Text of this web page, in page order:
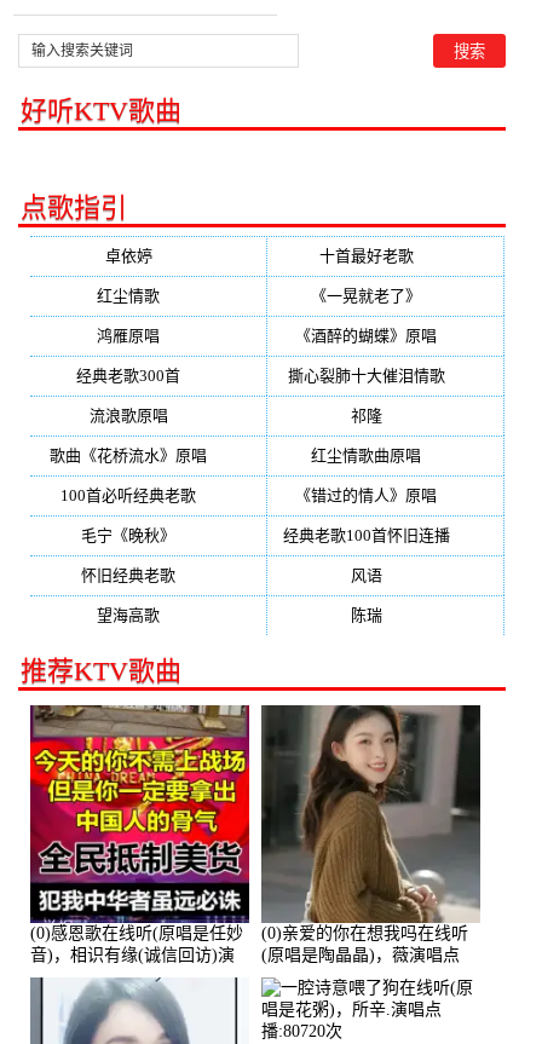
好听KTV歌曲
点歌指引
卓依婷(350) 十首最好老歌(300)
红尘情歌 《一晃就老了》
鸿雁原唱 《酒醉的蝴蝶》原唱
经典老歌300首 撕心裂肺十大催泪情歌(195)
流浪歌原唱 祁隆(188)
歌曲《花桥流水》原唱 红尘情歌曲原唱
100首必听经典老歌 《错过的情人》原唱
毛宁《晚秋》 经典老歌100首怀旧连播(134)
怀旧经典老歌 风语(132)
望海高歌 陈瑞(128)
推荐KTV歌曲
(0)感恩歌在线听(原唱是任妙
音)，相识有缘(诚信回访)演
唱点播:161288次
(0)亲爱的你在想我吗在线听
(原唱是陶晶晶)，薇演唱点
播:159722次